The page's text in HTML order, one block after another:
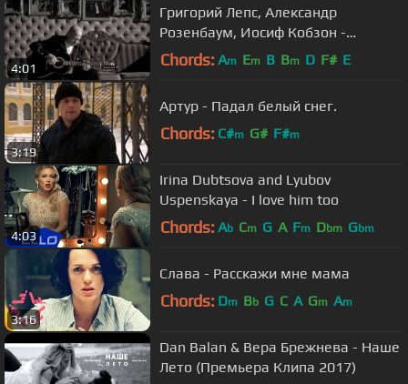
4:01
Григорий Лепс, Александр
Розенбаум, Иосиф Кобзон -
Вечерняя застольная (2011)
Chords: Am Em B Bm D F# E
3:19
Артур - Падал белый снег.
Chords: C#m G# F#m
4:03
Irina Dubtsova and Lyubov
Uspenskaya - I love him too
Chords: Ab Cm G A Fm Dbm Gbm
3:16
Слава - Расскажи мне мама
Chords: Dm Bb G C A Gm Am
Dan Balan & Вера Брежнева - Наше
Лето (Премьера Клипа 2017)